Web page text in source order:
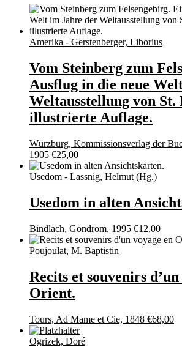
Amerika - Gerstenberger, Liborius
Vom Steinberg zum
Ausflug in die neue
Weltausstellung von St.
illustrierte Auflage.
Würzburg, Kommissionsverlag der
1905 €25,00
Usedom - Lassnig, Helmut (Hg.)
Usedom in alten
Bindlach, Gondrom, 1995 €12,00
Poujoulat, M. Baptistin
Recits et souvenirs d’un
Orient.
Tours, Ad Mame et Cie, 1848 €68,00
Ogrizek, Doré